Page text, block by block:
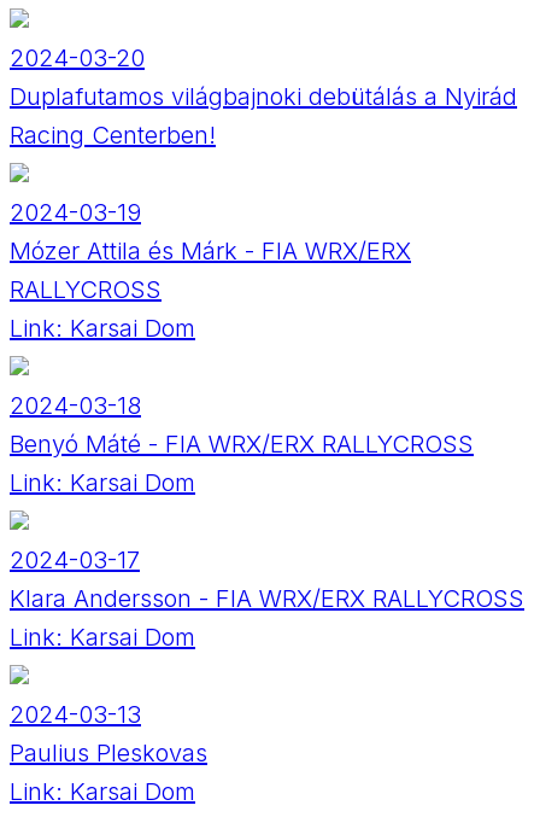
2024-03-20
Duplafutamos világbajnoki debütálás a Nyirád
Racing Centerben!
2024-03-19
Mózer Attila és Márk - FIA WRX/ERX
RALLYCROSS
Link: Karsai Dom
2024-03-18
Benyó Máté - FIA WRX/ERX RALLYCROSS
Link: Karsai Dom
2024-03-17
Klara Andersson - FIA WRX/ERX RALLYCROSS
Link: Karsai Dom
2024-03-13
Paulius Pleskovas
Link: Karsai Dom